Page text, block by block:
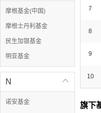
摩根基金(中国)
摩根士丹利基金
民生加银基金
明亚基金

N
诺安基金
7
8
9
10
旗下